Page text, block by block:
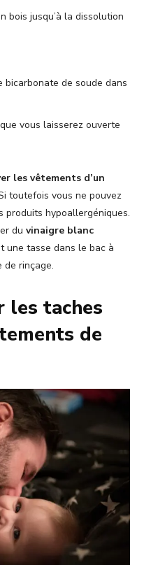
bois jusqu’à la dissolution
bicarbonate de soude dans
vous laisserez ouverte
les vêtements d’un
toutefois vous ne pouvez
produits hypoallergéniques.
du vinaigre blanc
une tasse dans le bac à
de rinçage.
les taches
de